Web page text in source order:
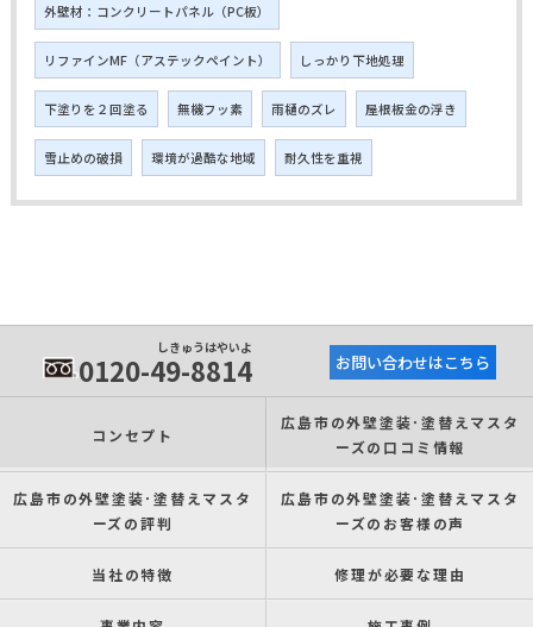
外壁材：コンクリートパネル（PC板）
リファインMF（アステックペイント） しっかり下地処理
下塗りを２回塗る 無機フッ素 雨樋のズレ 屋根板金の浮き
雪止めの破損 環境が過酷な地域 耐久性を重視
しきゅうはやいよ
0120-49-8814 お問い合わせはこちら
コンセプト
広島市の外壁塗装･塗替えマスタ
ーズの口コミ情報
広島市の外壁塗装･塗替えマスタ
ーズの評判
広島市の外壁塗装･塗替えマスタ
ーズのお客様の声
当社の特徴 修理が必要な理由